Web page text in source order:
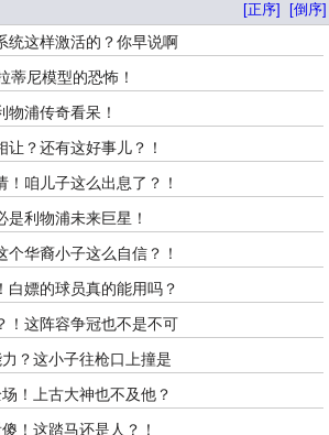
[正序] [倒序]
统这样激活的？你早说啊
蒂尼模型的恐怖！
浦传奇看呆！
？还有这好事儿？！
咱儿子这么出息了？！
利物浦未来巨星！
华裔小子这么自信？！
白嫖的球员真的能用吗？
！这阵容争冠也不是不可
？这小子往枪口上撞是
！上古大神也不及他？
！这踏马还是人？！